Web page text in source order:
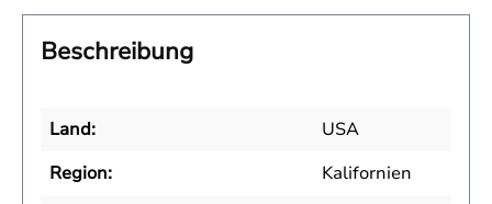
Beschreibung
Land:
USA
Region:
Kalifornien